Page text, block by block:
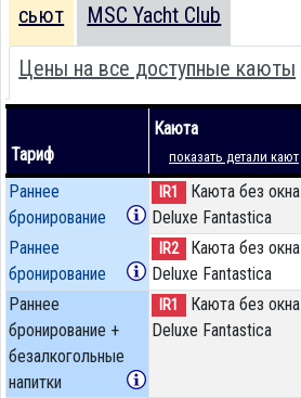
сьют MSC Yacht Club
Цены на все доступные каюты
Тариф
Каюта
показать детали кают
Раннее
бронирование
IR1
Каюта без окна
Deluxe Fantastica
Раннее
бронирование
IR2
Каюта без окна
Deluxe Fantastica
Раннее
бронирование +
безалкогольные
напитки
IR1
Каюта без окна
Deluxe Fantastica